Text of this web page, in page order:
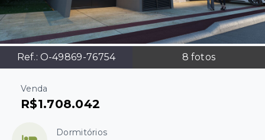
Ref.: O-49869-76754 8 fotos
Venda
R$1.708.042
Dormitórios